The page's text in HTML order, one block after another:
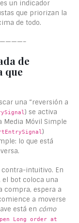
un indicador
que priorizan la
de todo.
de
que
una “reversión a
) se activa
Media Móvil Simple
)
lo que está
contra-intuitivo. En
el bot coloca una
compra, espera a
a moverse
está en cómo
Long order at